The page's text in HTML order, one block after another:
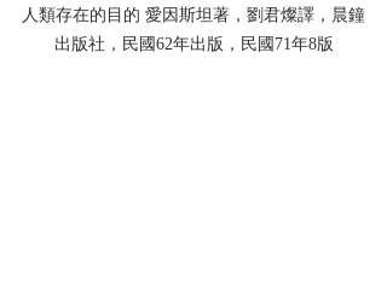
人類存在的目的 愛因斯坦著，劉君燦譯，晨鐘
出版社，民國62年出版，民國71年8版